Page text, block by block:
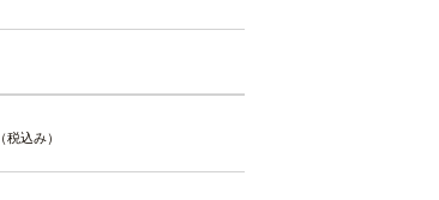
（税込み）